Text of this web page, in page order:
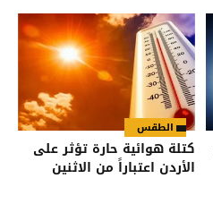
الطقس
كتلة هوائية حارة تؤثر على
الأردن اعتباراً من الاثنين